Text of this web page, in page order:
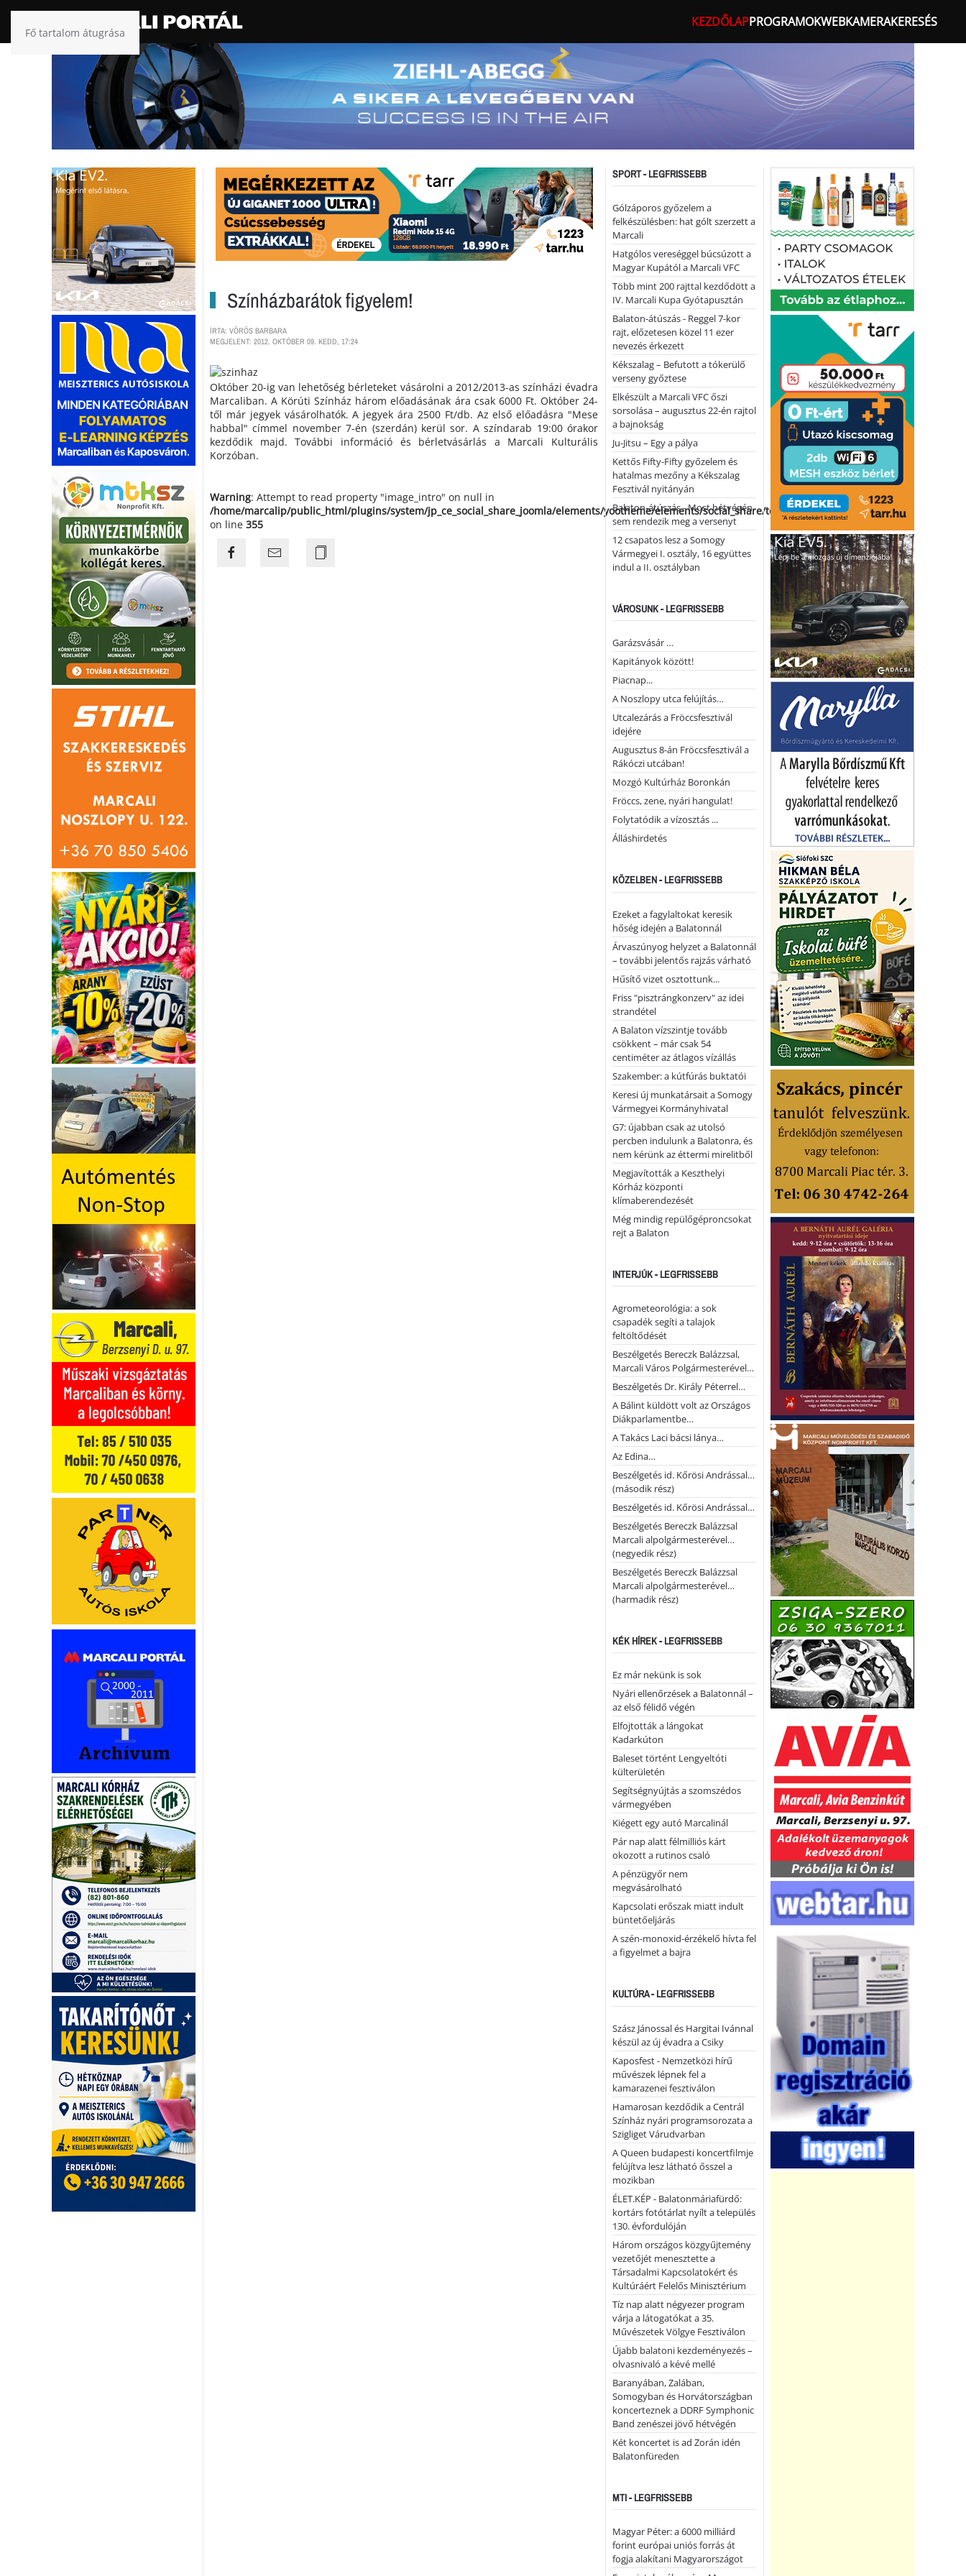
Fő tartalom átugrása
KEZDŐLAPPROGRAMOKWEBKAMERAKERESÉS
Színházbarátok figyelem!
ÍRTA: VÖRÖS BARBARA
MEGJELENT: 2012. OKTÓBER 09. KEDD, 17:24
Október 20-ig van lehetőség bérleteket vásárolni a 2012/2013-as színházi évadra
Marcaliban. A Körúti Színház három előadásának ára csak 6000 Ft. Október 24-
től már jegyek vásárolhatók. A jegyek ára 2500 Ft/db. Az első előadásra "Mese
habbal" címmel november 7-én (szerdán) kerül sor. A színdarab 19:00 órakor
kezdődik majd. További információ és bérletvásárlás a Marcali Kulturális
Korzóban.
Warning: Attempt to read property "image_intro" on null in
/home/marcalip/public_html/plugins/system/jp_ce_social_share_joomla/elements/yootheme/elements/social_share/templates/template.php
on line 355
SPORT - LEGFRISSEBB
Gólzáporos győzelem a
felkészülésben: hat gólt szerzett a
Marcali
Hatgólos vereséggel búcsúzott a
Magyar Kupától a Marcali VFC
Több mint 200 rajttal kezdődött a
IV. Marcali Kupa Gyótapusztán
Balaton-átúszás - Reggel 7-kor
rajt, előzetesen közel 11 ezer
nevezés érkezett
Kékszalag – Befutott a tókerülő
verseny győztese
Elkészült a Marcali VFC őszi
sorsolása – augusztus 22-én rajtol
a bajnokság
Ju-Jitsu – Egy a pálya
Kettős Fifty-Fifty győzelem és
hatalmas mezőny a Kékszalag
Fesztivál nyitányán
Balaton-átúszás - Most hétvégén
sem rendezik meg a versenyt
12 csapatos lesz a Somogy
Vármegyei I. osztály, 16 együttes
indul a II. osztályban
VÁROSUNK - LEGFRISSEBB
Garázsvásár …
Kapitányok között!
Piacnap...
A Noszlopy utca felújítás…
Utcalezárás a Fröccsfesztivál
idejére
Augusztus 8-án Fröccsfesztivál a
Rákóczi utcában!
Mozgó Kultúrház Boronkán
Fröccs, zene, nyári hangulat!
Folytatódik a vízosztás ...
Álláshirdetés
KÖZELBEN - LEGFRISSEBB
Ezeket a fagylaltokat keresik
hőség idején a Balatonnál
Árvaszúnyog helyzet a Balatonnál
– további jelentős rajzás várható
Hűsítő vizet osztottunk...
Friss "pisztrángkonzerv" az idei
strandétel
A Balaton vízszintje tovább
csökkent – már csak 54
centiméter az átlagos vízállás
Szakember: a kútfúrás buktatói
Keresi új munkatársait a Somogy
Vármegyei Kormányhivatal
G7: újabban csak az utolsó
percben indulunk a Balatonra, és
nem kérünk az éttermi mirelitből
Megjavították a Keszthelyi
Kórház központi
klímaberendezését
Még mindig repülőgéproncsokat
rejt a Balaton
INTERJÚK - LEGFRISSEBB
Agrometeorológia: a sok
csapadék segíti a talajok
feltöltődését
Beszélgetés Bereczk Balázzsal,
Marcali Város Polgármesterével…
Beszélgetés Dr. Király Péterrel…
A Bálint küldött volt az Országos
Diákparlamentbe…
A Takács Laci bácsi lánya…
Az Edina…
Beszélgetés id. Kőrösi Andrással…
(második rész)
Beszélgetés id. Kőrösi Andrással…
Beszélgetés Bereczk Balázzsal
Marcali alpolgármesterével…
(negyedik rész)
Beszélgetés Bereczk Balázzsal
Marcali alpolgármesterével…
(harmadik rész)
KÉK HÍREK - LEGFRISSEBB
Ez már nekünk is sok
Nyári ellenőrzések a Balatonnál –
az első félidő végén
Elfojtották a lángokat
Kadarkúton
Baleset történt Lengyeltóti
külterületén
Segítségnyújtás a szomszédos
vármegyében
Kiégett egy autó Marcalinál
Pár nap alatt félmilliós kárt
okozott a rutinos csaló
A pénzügyőr nem
megvásárolható
Kapcsolati erőszak miatt indult
büntetőeljárás
A szén-monoxid-érzékelő hívta fel
a figyelmet a bajra
KULTÚRA - LEGFRISSEBB
Szász Jánossal és Hargitai Ivánnal
készül az új évadra a Csiky
Kaposfest - Nemzetközi hírű
művészek lépnek fel a
kamarazenei fesztiválon
Hamarosan kezdődik a Centrál
Színház nyári programsorozata a
Szigliget Várudvarban
A Queen budapesti koncertfilmje
felújítva lesz látható ősszel a
mozikban
ÉLET.KÉP - Balatonmáriafürdő:
kortárs fotótárlat nyílt a település
130. évfordulóján
Három országos közgyűjtemény
vezetőjét menesztette a
Társadalmi Kapcsolatokért és
Kultúráért Felelős Minisztérium
Tíz nap alatt négyezer program
várja a látogatókat a 35.
Művészetek Völgye Fesztiválon
Újabb balatoni kezdeményezés –
olvasnivaló a kévé mellé
Baranyában, Zalában,
Somogyban és Horvátországban
koncerteznek a DDRF Symphonic
Band zenészei jövő hétvégén
Két koncertet is ad Zorán idén
Balatonfüreden
MTI - LEGFRISSEBB
Magyar Péter: a 6000 milliárd
forint európai uniós forrás át
fogja alakítani Magyarországot